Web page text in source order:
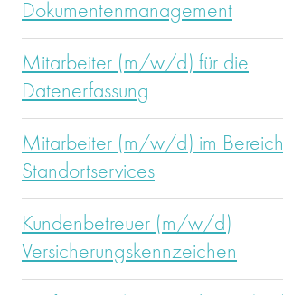
Dokumentenmanagement
Mitarbeiter (m/w/d) für die
Datenerfassung
Mitarbeiter (m/w/d) im Bereich
Standortservices
Kundenbetreuer (m/w/d)
Versicherungskennzeichen